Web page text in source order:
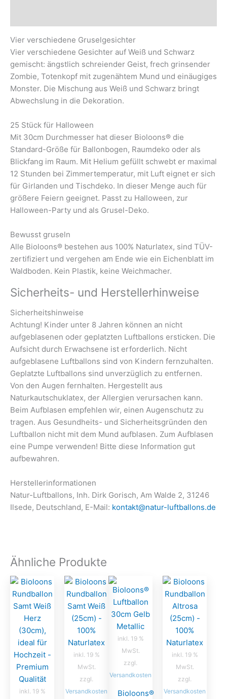
Vier verschiedene Gruselgesichter
Vier verschiedene Gesichter auf Weiß und Schwarz
gemischt: ängstlich schreiender Geist, frech grinsender
Zombie, Totenkopf mit zugenähtem Mund und einäugiges
Monster. Die Mischung aus Weiß und Schwarz bringt
Abwechslung in die Dekoration.
25 Stück für Halloween
Mit 30cm Durchmesser hat dieser Bioloons® die
Standard-Größe für Ballonbogen, Raumdeko oder als
Blickfang im Raum. Mit Helium gefüllt schwebt er maximal
12 Stunden bei Zimmertemperatur, mit Luft eignet er sich
für Girlanden und Tischdeko. In dieser Menge auch für
größere Feiern geeignet. Passt zu Halloween, zur
Halloween-Party und als Grusel-Deko.
Bewusst gruseln
Alle Bioloons® bestehen aus 100% Naturlatex, sind TÜV-
zertifiziert und vergehen am Ende wie ein Eichenblatt im
Waldboden. Kein Plastik, keine Weichmacher.
Sicherheits- und Herstellerhinweise
Sicherheitshinweise
Achtung! Kinder unter 8 Jahren können an nicht
aufgeblasenen oder geplatzten Luftballons ersticken. Die
Aufsicht durch Erwachsene ist erforderlich. Nicht
aufgeblasene Luftballons sind von Kindern fernzuhalten.
Geplatzte Luftballons sind unverzüglich zu entfernen.
Von den Augen fernhalten. Hergestellt aus
Naturkautschuklatex, der Allergien verursachen kann.
Beim Aufblasen empfehlen wir, einen Augenschutz zu
tragen. Aus Gesundheits- und Sicherheitsgründen den
Luftballon nicht mit dem Mund aufblasen. Zum Aufblasen
eine Pumpe verwenden! Bitte diese Information gut
aufbewahren.
Herstellerinformationen
Natur-Luftballons, Inh. Dirk Gorisch, Am Walde 2, 31246
Ilsede, Deutschland, E-Mail: kontakt@natur-luftballons.de
Ähnliche Produkte
inkl. 19 %
inkl. 19 %
MwSt.
zzgl.
Versandkosten
inkl. 19 %
MwSt.
zzgl.
Versandkosten
Bioloons®
inkl. 19 %
MwSt.
zzgl.
Versandkosten